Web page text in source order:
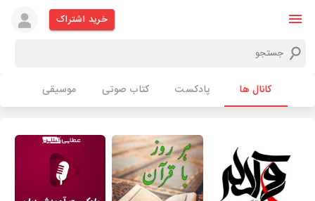
خرید اشتراک
کانال ها پادکست کتاب صوتی موسیقی